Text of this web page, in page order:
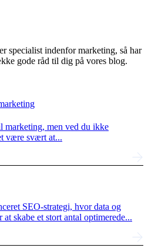
specialist indenfor marketing, så har
gode råd til dig på vores blog.
marketing, men ved du ikke
være svært at...
SEO-strategi, hvor data og
skabe et stort antal optimerede...